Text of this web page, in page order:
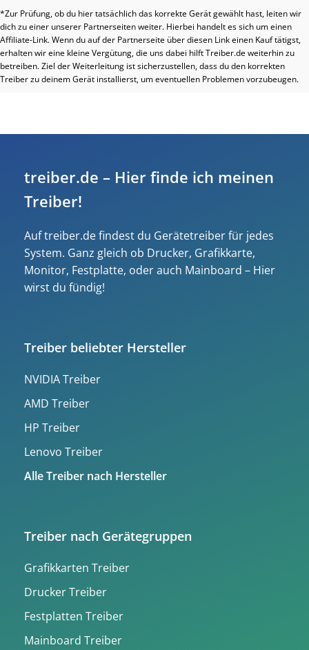
*Zur Prüfung, ob du hier tatsächlich das korrekte Gerät gewählt hast, leiten wir
dich zu einer unserer Partnerseiten weiter. Hierbei handelt es sich um einen
Affiliate-Link. Wenn du auf der Partnerseite über diesen Link einen Kauf tätigst,
erhalten wir eine kleine Vergütung, die uns dabei hilft Treiber.de weiterhin zu
betreiben. Ziel der Weiterleitung ist sicherzustellen, dass du den korrekten
Treiber zu deinem Gerät installierst, um eventuellen Problemen vorzubeugen.
treiber.de – Hier finde ich meinen
Treiber!
Auf treiber.de findest du Gerätetreiber für jedes
System. Ganz gleich ob Drucker, Grafikkarte,
Monitor, Festplatte, oder auch Mainboard – Hier
wirst du fündig!
Treiber beliebter Hersteller
NVIDIA Treiber
AMD Treiber
HP Treiber
Lenovo Treiber
Alle Treiber nach Hersteller
Treiber nach Gerätegruppen
Grafikkarten Treiber
Drucker Treiber
Festplatten Treiber
Mainboard Treiber